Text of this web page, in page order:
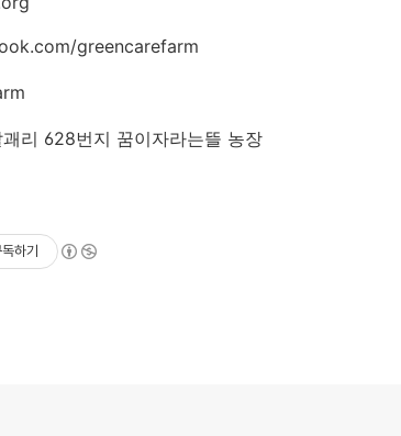
greencarefarm
리 628번지 꿈이자라는뜰 농장
하기